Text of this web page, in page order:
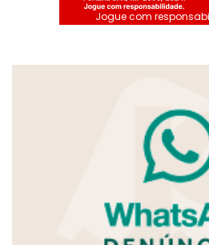
Jogue com